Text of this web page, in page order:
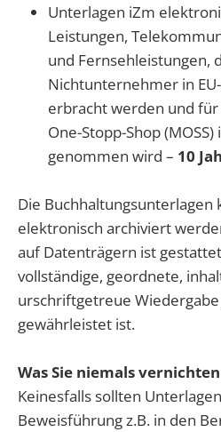
Unterlagen iZm
Leistungen,
und Fernsehleistungen,
Nichtunternehmer in
erbracht werden und
One-Stopp-Shop
genommen wird – 10
Die Buchhaltungsunterlagen
elektronisch archiviert
auf Datenträgern ist
vollständige, geordnete,
urschriftgetreue
gewährleistet ist.
Was Sie niemals
Keinesfalls sollten
Beweisführung z.B. in den